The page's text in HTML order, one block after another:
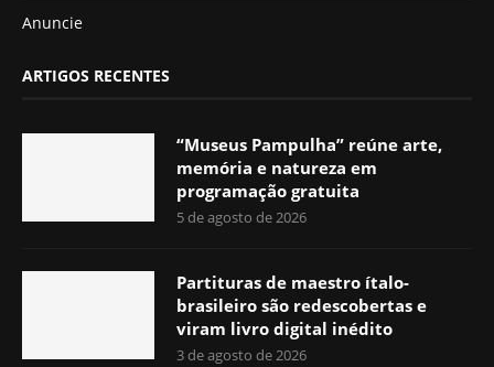
Anuncie
ARTIGOS RECENTES
“Museus Pampulha” reúne arte,
memória e natureza em
programação gratuita
5 de agosto de 2026
Partituras de maestro ítalo-
brasileiro são redescobertas e
viram livro digital inédito
3 de agosto de 2026